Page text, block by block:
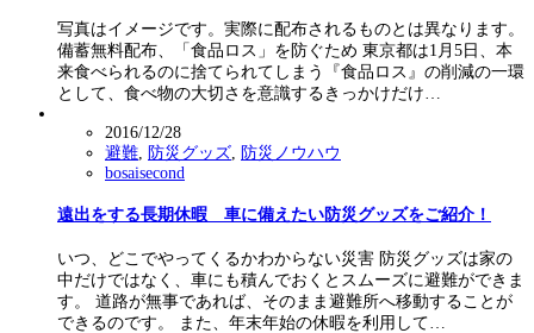
写真はイメージです。実際に配布されるものとは異なります。
備蓄無料配布、「食品ロス」を防ぐため 東京都は1月5日、本
来食べられるのに捨てられてしまう『食品ロス』の削減の一環
として、食べ物の大切さを意識するきっかけだけ…
2016/12/28
避難 防災グッズ 防災ノウハウ
bosaisecond
遠出をする長期休暇 車に備えたい防災グッズをご紹介！
いつ、どこでやってくるかわからない災害 防災グッズは家の
中だけではなく、車にも積んでおくとスムーズに避難ができま
す。 道路が無事であれば、そのまま避難所へ移動することが
できるのです。 また、年末年始の休暇を利用して…